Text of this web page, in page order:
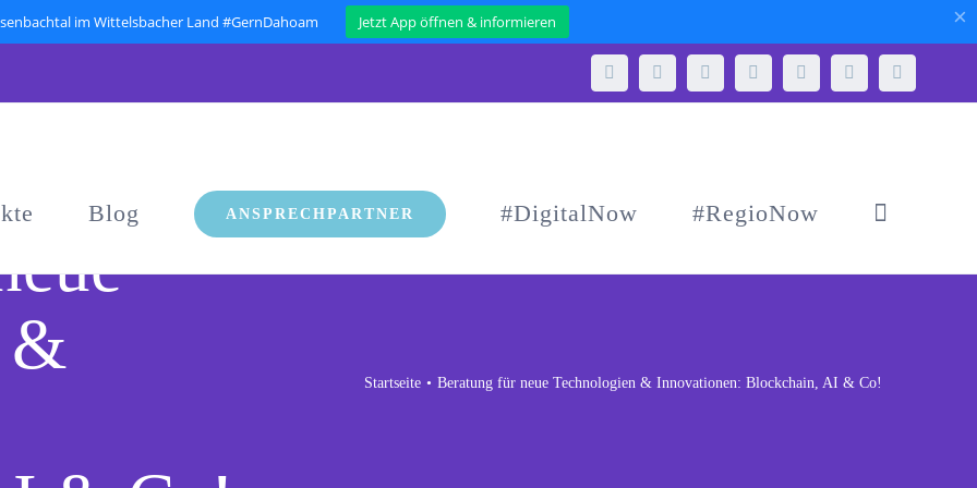
im Wittelsbacher Land #GernDahoam Jetzt App öffnen & informieren ×
TelefonE-
Mail
WhatsAppFacebookInstagramXing LinkedIn
Blog ANSPRECHPARTNER #DigitalNow #RegioNow
&
Startseite Beratung für neue Technologien & Innovationen: Blockchain, AI & Co!